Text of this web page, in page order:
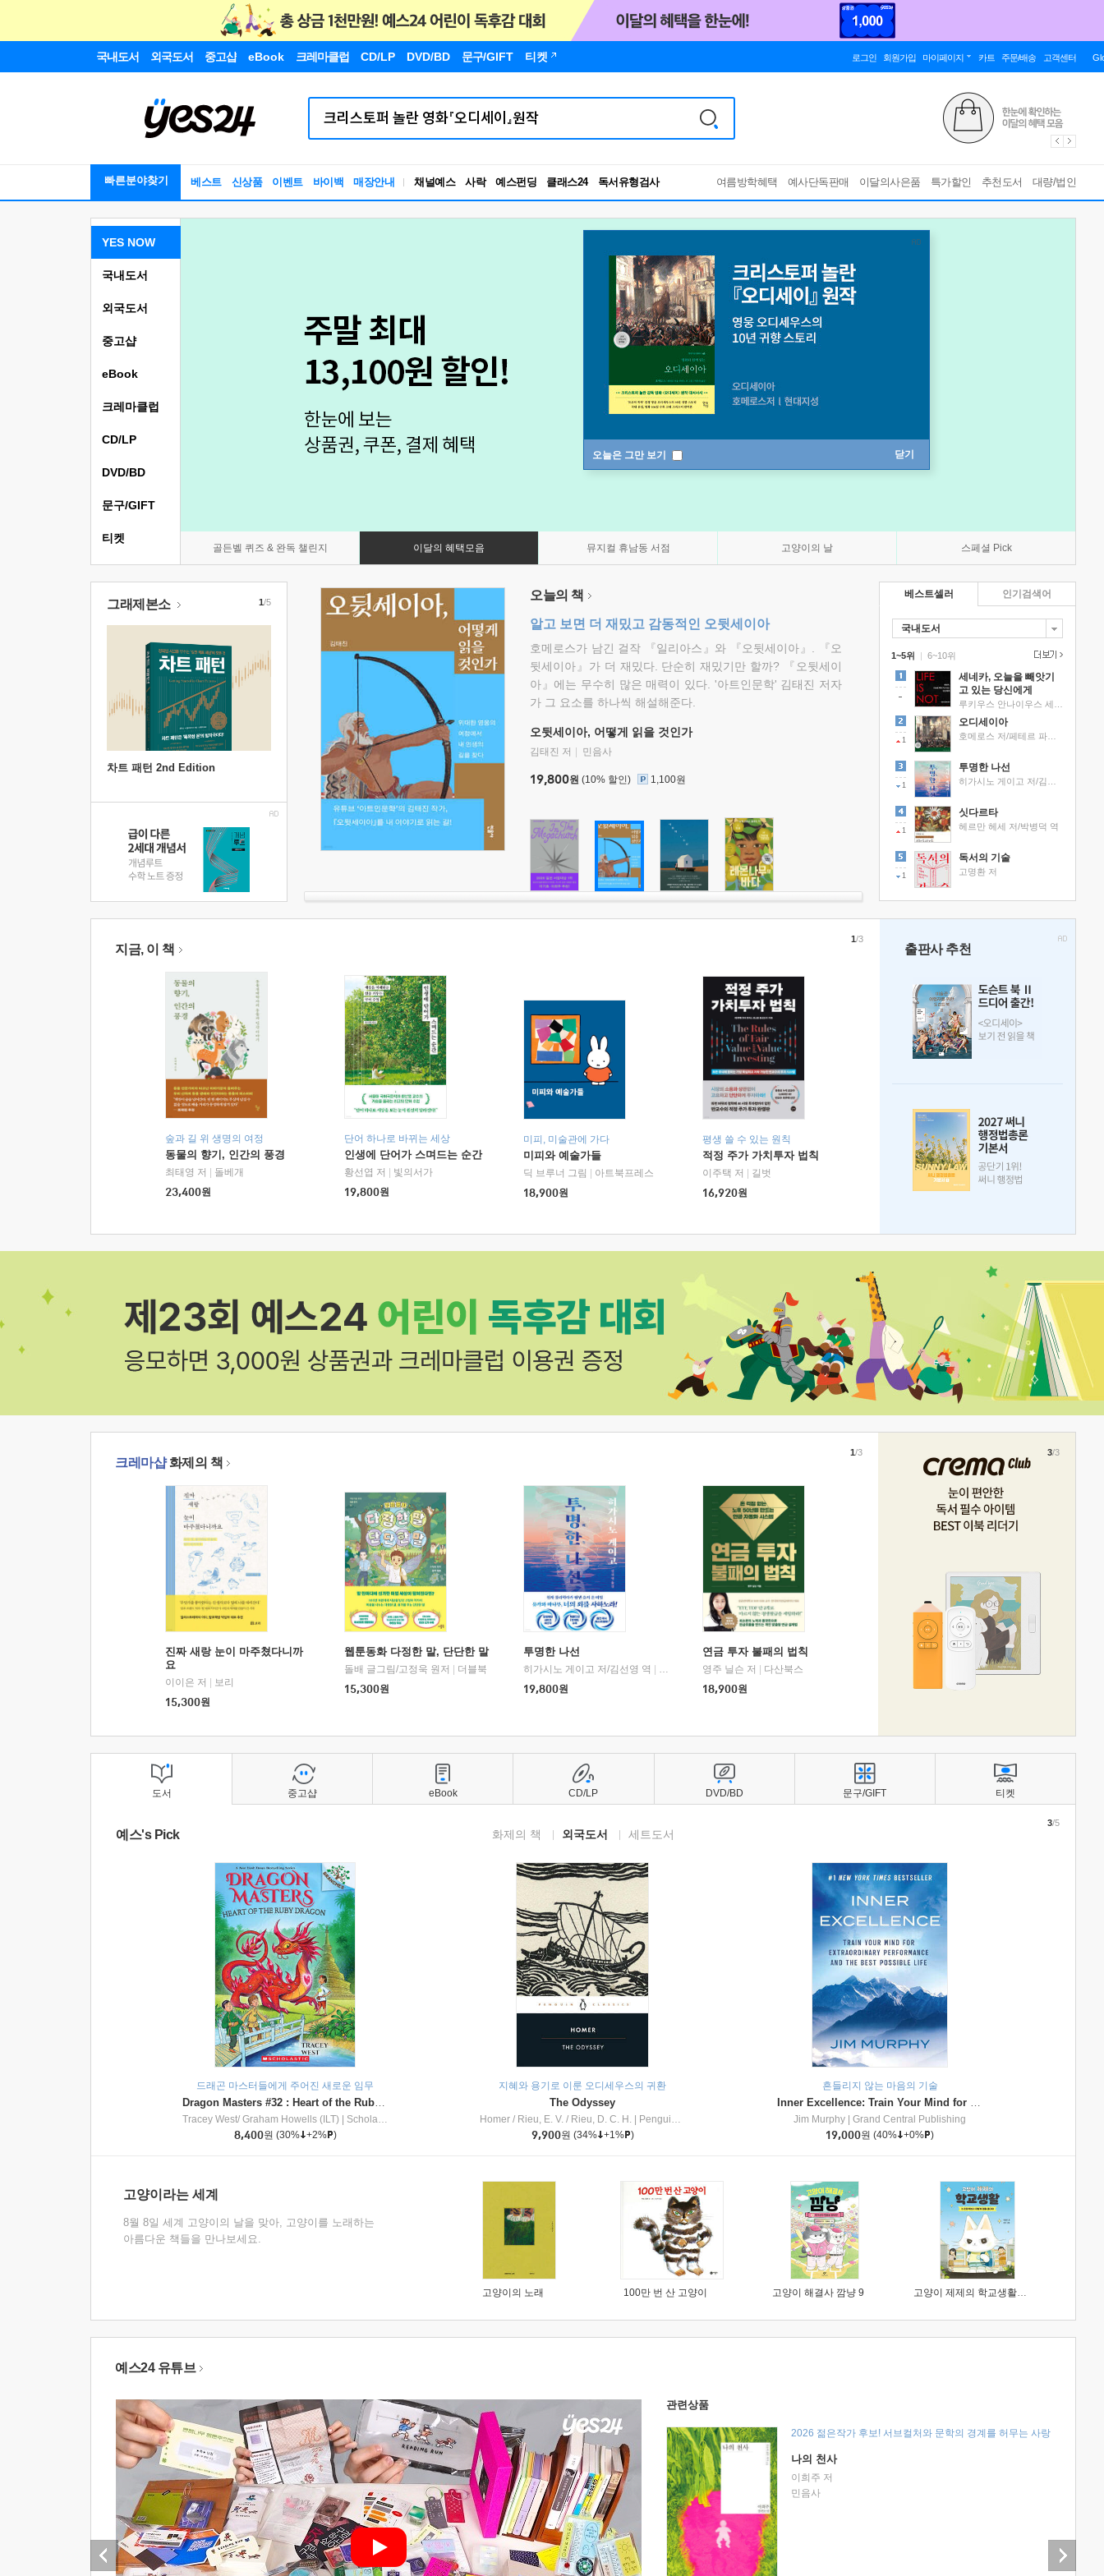
국내도서 외국도서 중고샵 eBook 크레마클럽 CD/LP DVD/BD 문구/GIFT 티켓 로그인 회원가입 마이페이지 카트 주문/배송 고객센터
빠른분야찾기 베스트 신상품 이벤트 바이백 매장안내 채널예스 사락 예스펀딩 클래스24
독서유형검사
RBTI Lab
독서유형검사
여름방학혜택 예사단독판매 이달의사은품 특가할인 추천도서 대량/법인
오늘은 그만 보기 닫기
YES NOW
골든벨 퀴즈 & 완독 챌린지 이달의 혜택모음 뮤지컬 휴남동 서점 고양이의 날 스페셜 Pick
국내도서
외국도서
중고샵
eBook
크레마클럽
CD/LP
DVD/BD
문구/GIFT
티켓
그래제본소
차트 패턴 2nd Edition
1/5 오늘의 책
알고 보면 더 재밌고 감동적인 오뒷세이아
호메로스가 남긴 걸작 『일리아스』와 『오뒷세이아』. 『오
뒷세이아』가 더 재밌다. 단순히 재밌기만 할까? 『오뒷세이
아』에는 무수히 많은 매력이 있다. '아트인문학' 김태진 저자
가 그 요소를 하나씩 해설해준다.
오뒷세이아, 어떻게 읽을 것인가
김태진 저 민음사
19,800원 (10% 할인) 1,100원
베스트셀러
국내도서
1~5위 |
세네카, 오늘을 빼앗기
고 있는 당신에게
1
오디세이아
1
투명한 나선
1
싯다르타
헤르만 헤세 저/박병덕 역
1
독서의 기술
고명환 저
6~10위
인기검색어
지금, 이 책
숲과 길 위 생명의 여정
동물의 향기, 인간의 풍경
최태영 저
돌베개
23,400원
단어 하나로 바뀌는 세상
인생에 단어가 스며드는 순간
황선엽 저
빛의서가
19,800원
미피, 미술관에 가다
미피와 예술가들
딕 브루너 그림
아트북프레스
18,900원
평생 쓸 수 있는 원칙
적정 주가 가치투자 법칙
이주택 저
길벗
16,920원
1/3
출판사 추천
크레마샵화제의 책
진짜 새랑 눈이 마주쳤다니까
요
이이은 저
보리
15,300원
웹툰동화 다정한 말, 단단한 말
돌배 글그림/고정욱 원저
더블북
15,300원
투명한 나선
히가시노 게이고 저/김선영 역
북다
19,800원
연금 투자 불패의 법칙
영주 닐슨 저
다산북스
18,900원
1/3 3/3
도서
예스's Pick 화제의 책 외국도서 세트도서
드래곤 마스터들에게 주어진 새로운 임무
Dragon Masters #32 : Heart of the Ruby Dragon (A Branches Book)
Tracey West/ Graham Howells (ILT)
Scholastic Inc
8,400원 (30% +2% )
지혜와 용기로 이룬 오디세우스의 귀환
The Odyssey
Homer / Rieu, E. V. / Rieu, D. C. H.
Penguin Group
9,900원 (34% +1% )
흔들리지 않는 마음의 기술
Inner Excellence: Train Your Mind for Extraordinary Performance and the Best Possible Life
Jim Murphy
Grand Central Publishing
19,000원 (40% +0% )
3/5
고양이라는 세계
8월 8일 세계 고양이의 날을 맞아, 고양이를 노래하는
아름다운 책들을 만나보세요.
고양이의 노래 100만 번 산 고양이 고양이 해결사 깜냥 9 고양이 제제의 학교생활 1 : 초등학생이 이렇게 힘들 줄이야
중고샵 eBook CD/LP DVD/BD 문구/GIFT 티켓
예스24 유튜브
관련상품
2026 젊은작가 후보! 서브컬처와 문학의 경계를 허무는 사랑
나의 천사
이희주 저
민음사